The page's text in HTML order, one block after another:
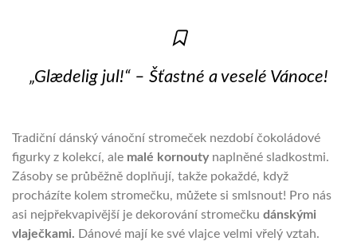
„Glædelig jul!“ – Šťastné a veselé Vánoce!
Tradiční dánský vánoční stromeček nezdobí čokoládové
figurky z kolekcí, ale malé kornoutynaplněné sladkostmi.
Zásoby se průběžně doplňují, takže pokaždé, když
procházíte kolem stromečku, můžete si smlsnout! Pro nás
asi nejpřekvapivější je dekorování stromečku dánskými
vlaječkami. Dánové mají ke své vlajce velmi vřelý vztah.